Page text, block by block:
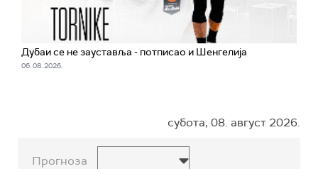
Дубаи се не зауставља - потписао и Шенгелија
06. 08. 2026.
субота, 08. август 2026.
Прогноза